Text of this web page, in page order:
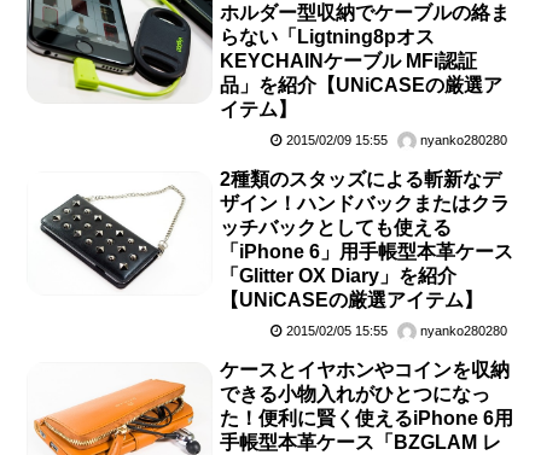
ホルダー型収納でケーブルの絡ま
らない「Ligtning8pオス
KEYCHAINケーブル MFi認証
品」を紹介【UNiCASEの厳選ア
イテム】
2015/02/09 15:55 nyanko280280
2種類のスタッズによる斬新なデ
ザイン！ハンドバックまたはクラ
ッチバックとしても使える
「iPhone 6」用手帳型本革ケース
「Glitter OX Diary」を紹介
【UNiCASEの厳選アイテム】
2015/02/05 15:55 nyanko280280
ケースとイヤホンやコインを収納
できる小物入れがひとつになっ
た！便利に賢く使えるiPhone 6用
手帳型本革ケース「BZGLAM レ